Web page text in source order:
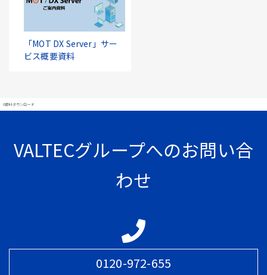
「MOT DX Server」サー
ビス概要資料
#資料ダウンロード
VALTECグループへのお問い合
わせ
0120-972-655